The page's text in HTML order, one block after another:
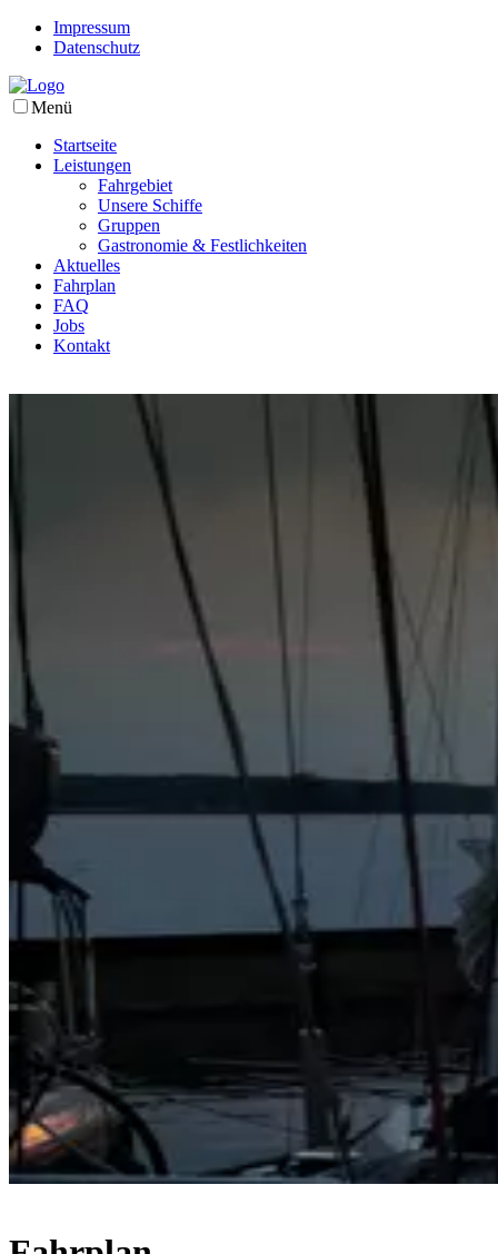
Impressum
Datenschutz
Menü
Startseite
Leistungen
Fahrgebiet
Unsere Schiffe
Gruppen
Gastronomie & Festlichkeiten
Aktuelles
Fahrplan
FAQ
Jobs
Kontakt